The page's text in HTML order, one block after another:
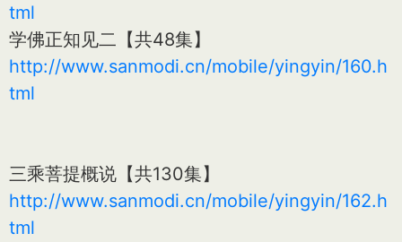
tml
学佛正知见二【共48集】
http://www.sanmodi.cn/mobile/yingyin/160.h
tml
三乘菩提概说【共130集】
http://www.sanmodi.cn/mobile/yingyin/162.h
tml